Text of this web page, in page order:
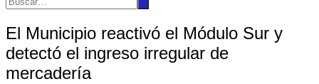
El Municipio reactivó el Módulo Sur y
detectó el ingreso irregular de
mercadería